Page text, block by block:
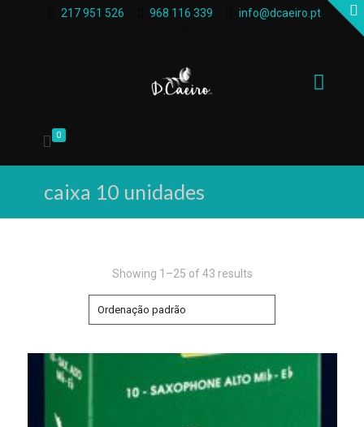
217 951 526 968 116 339 info@dcaeiro.pt
0
caixa 10 unidades
Showing 1–25 of 43 results